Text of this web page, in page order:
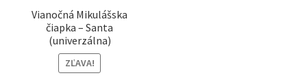
Vianočná Mikulášska
čiapka – Santa
(univerzálna)
ZĽAVA!